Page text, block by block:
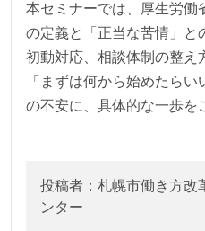
本セミナーでは、厚生労働
の定義と「正当な苦情」と
初動対応、相談体制の整え
「まずは何から始めたら
の不安に、具体的な一歩を
投稿者：札幌市働き方改
ンター